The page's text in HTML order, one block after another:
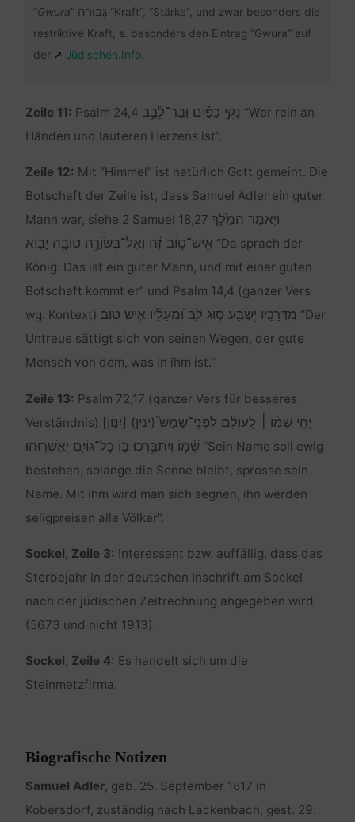
“Gwura” גְבוּרָה “Kraft”, “Stärke”, und zwar besonders die
restriktive Kraft, s. besonders den Eintrag “Gwura” auf
der
Jüdischen.Info
Zeile 11: Psalm 24,4 נְקִ֥י כַפַּ֗יִם וּֽבַר־לֵ֫בָ֥ב “Wer rein an
Händen und lauteren Herzens ist”.
Zeile 12: Mit “Himmel” ist natürlich Gott gemeint. Die
Botschaft der Zeile ist, dass Samuel Adler ein guter
Mann war, siehe 2 Samuel 18,27 וַיֹּ֤אמֶר הַמֶּ֙לֶךְ֙
אִֽישׁ־ט֣וֹב זֶ֔ה וְאֶל־בְּשׂוֹרָ֥ה טוֹבָ֖ה יָבֽוֹא “Da sprach der
König: Das ist ein guter Mann, und mit einer guten
Botschaft kommt er” und Psalm 14,4 (ganzer Vers
wg. Kontext) מִדְּרָכָ֣יו יִ֭שְׂבַּע ס֣וּג לֵ֑ב וּ֝מֵעָלָ֗יו אִ֣ישׁ טֽוֹב׃ “Der
Untreue sättigt sich von seinen Wegen, der gute
Mensch von dem, was in ihm ist.”
Zeile 13: Psalm 72,17 (ganzer Vers für besseres
Verständnis) יְהִ֤י שְׁמ֨וֹ ׀ לְֽעוֹלָ֗ם לִפְנֵי־שֶׁמֶשׁ֮ (ינין) [יִנּ֢וֹן]
שְׁ֫מ֥וֹ וְיִתְבָּ֥רְכוּ ב֑וֹ כׇּל־גּוֹיִ֥ם יְאַשְּׁרֽוּהוּ“Sein Name soll ewig
bestehen, solange die Sonne bleibt, sprosse sein
Name. Mit ihm wird man sich segnen, ihn werden
seligpreisen alle Völker”.
Sockel, Zeile 3: Interessant bzw. auffällig, dass das
Sterbejahr in der deutschen Inschrift am Sockel
nach der jüdischen Zeitrechnung angegeben wird
(5673 und nicht 1913).
Sockel, Zeile 4: Es handelt sich um die
Steinmetzfirma.
Biografische Notizen
Samuel Adler, geb. 25. September 1817 in
Kobersdorf, zuständig nach Lackenbach, gest. 29.